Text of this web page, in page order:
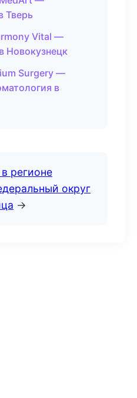
Тверь
Vital —
Новокузнецк
Surgery —
в
регионе
округ
→